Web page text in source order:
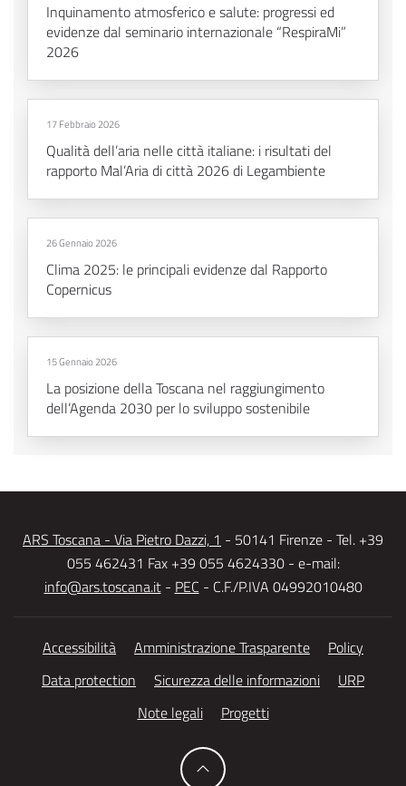
Inquinamento atmosferico e salute: progressi ed
evidenze dal seminario internazionale “RespiraMi”
2026
17 Febbraio 2026
Qualità dell’aria nelle città italiane: i risultati del
rapporto Mal’Aria di città 2026 di Legambiente
26 Gennaio 2026
Clima 2025: le principali evidenze dal Rapporto
Copernicus
15 Gennaio 2026
La posizione della Toscana nel raggiungimento
dell’Agenda 2030 per lo sviluppo sostenibile
ARS Toscana - Via Pietro Dazzi, 1 - 50141 Firenze - Tel. +39
055 462431 Fax +39 055 4624330 - e-mail:
info@ars.toscana.it- PEC - C.F./P.IVA 04992010480
Accessibilità Amministrazione Trasparente
Policy
Data protection
Sicurezza delle informazioni
URP
Note legali
Progetti